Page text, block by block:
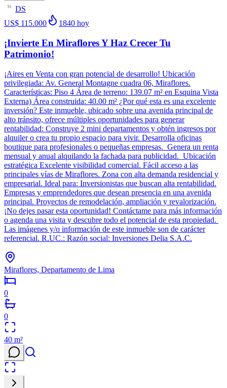
51
DS
US$ 115.000
1840 hoy
¡Invierte En Miraflores Y Haz Crecer Tu
Patrimonio!
¡Aires en Venta con gran potencial de desarrollo! Ubicación
privilegiada: Av. General Montagne cuadra 06, Miraflores.
Características: Piso 4 Área de terreno: 139.07 m² en Esquina Vista
Externa) Área construida: 40.00 m² ¿Por qué esta es una excelente
inversión? Este inmueble, ubicado sobre una avenida principal de
alto tránsito, ofrece múltiples oportunidades para generar
rentabilidad: Construye 2 mini departamentos y obtén ingresos por
alquiler o crea tu propio espacio para vivir. Desarrolla oficinas
boutique para profesionales o pequeñas empresas. Genera un renta
mensual y anual alquilando la fachada para publicidad. Ubicación
estratégica Excelente visibilidad comercial. Fácil acceso a las
principales vías de Miraflores. Zona con alta demanda residencial y
empresarial. Ideal para: Inversionistas que buscan alta rentabilidad.
Empresas y emprendedores que desean presencia en una avenida
principal. Proyectos de remodelación, ampliación y revalorización.
¡No dejes pasar esta oportunidad! Contáctame para más información
o agenda una visita y descubre todo el potencial de esta propiedad.
Las imágenes y/o información de este inmueble son de carácter
referencial. R.UC.: Razón social: Inversiones Delia S.A.C.
Miraflores, Departamento de Lima
0
0
40 m²